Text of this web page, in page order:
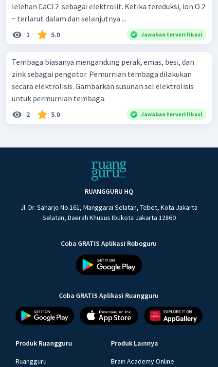
lelehan CaCl 2 ​ sebagai elektrolit. Ketika tereduksi, ion O 2
− terlarut dalam dan selanjutnya ...
1 5.0 Jawaban terverifikasi
Tembaga biasanya mengandung perak, emas, besi, dan
zink sebagai pengotor. Pemurnian tembaga dilakukan
secara elektrolisis. Gambarkan susunan sel elektrolisis
untuk permurnian tembaga.
2 5.0 Jawaban terverifikasi
RUANGGURU HQ
Jl. Dr. Saharjo No.161, Manggarai Selatan, Tebet, Kota Jakarta
Selatan, Daerah Khusus Ibukota Jakarta 12860
Coba GRATIS Aplikasi Roboguru
Coba GRATIS Aplikasi Ruangguru
Produk Ruangguru
Ruangguru
Produk Lainnya
Brain Academy Online